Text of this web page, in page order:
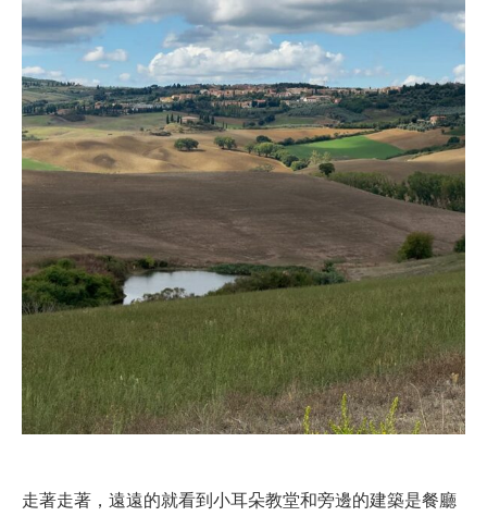
走著走著，遠遠的就看到小耳朵教堂和旁邊的建築是餐廳